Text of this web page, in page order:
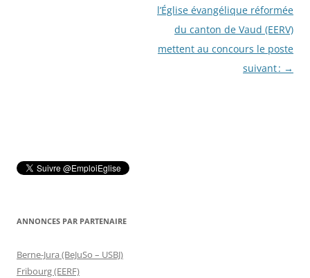
l’Église évangélique réformée
du canton de Vaud (EERV)
mettent au concours le poste
suivant : →
ANNONCES PAR PARTENAIRE
Berne-Jura (BeJuSo – USBJ)
Fribourg (EERF)